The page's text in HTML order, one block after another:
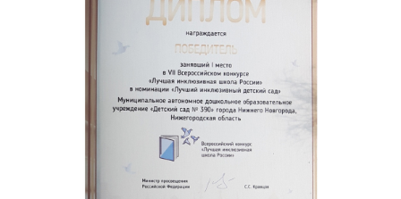
+7 (831) 262-26-20